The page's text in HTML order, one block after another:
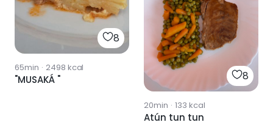
8
65min · 2498 kcal
"MUSAKÁ " 8
20min · 133 kcal
Atún tun tun